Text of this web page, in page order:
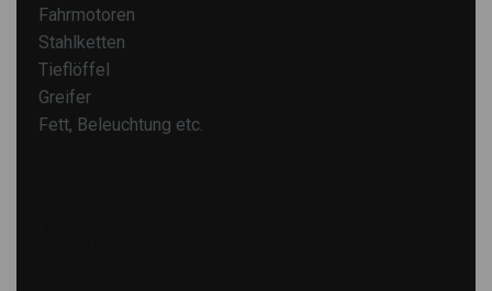
Fahrmotoren
Stahlketten
Tieflöffel
Greifer
Fett, Beleuchtung etc.